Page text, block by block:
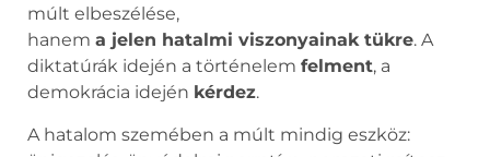
múlt elbeszélése,
hanem a jelen hatalmi viszonyainak tükre. A
diktatúrák idején a történelem felment, a
demokrácia idején kérdez.
A hatalom szemében a múlt mindig eszköz: